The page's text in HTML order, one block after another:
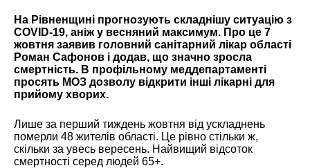
На Рівненщині прогнозують складнішу ситуацію з
COVID-19, аніж у весняний максимум. Про це 7
жовтня заявив головний санітарний лікар області
Роман Сафонов і додав, що значно зросла
смертність. В профільному меддепартаменті
просять МОЗ дозволу відкрити інші лікарні для
прийому хворих.
Лише за перший тиждень жовтня від ускладнень
померли 48 жителів області. Це рівно стільки ж,
скільки за увесь вересень. Найвищий відсоток
смертності серед людей 65+.